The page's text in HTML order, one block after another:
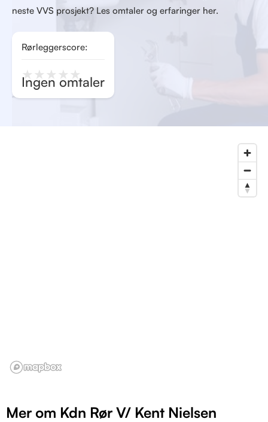
Rørleggerscore:
★ ★ ★ ★ ★
Ingen omtaler
neste VVS prosjekt? Les omtaler og erfaringer her.
Mer om Kdn Rør V/ Kent Nielsen